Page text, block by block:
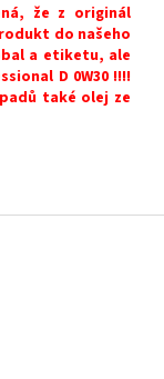
že z originál
do našeho
a etiketu, ale
D 0W30 !!!!
také olej ze